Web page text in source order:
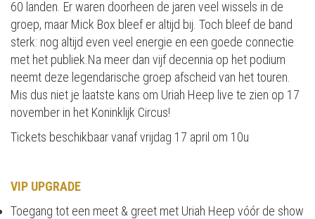
60 landen. Er waren doorheen de jaren veel wissels in de
groep, maar Mick Box bleef er altijd bij. Toch bleef de band
sterk: nog altijd even veel energie en een goede connectie
met het publiek.Na meer dan vijf decennia op het podium
neemt deze legendarische groep afscheid van het touren.
Mis dus niet je laatste kans om Uriah Heep live te zien op 17
november in het Koninklijk Circus!
Tickets beschikbaar vanaf vrijdag 17 april om 10u
VIP UPGRADE
Toegang tot een meet & greet met Uriah Heep vóór de show